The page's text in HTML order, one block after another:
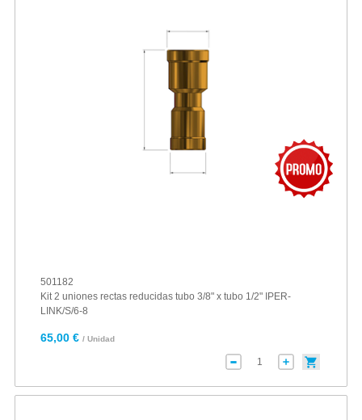
501182
Kit 2 uniones rectas reducidas tubo 3/8" x tubo 1/2" IPER-
LINK/S/6-8
65,00 € / Unidad